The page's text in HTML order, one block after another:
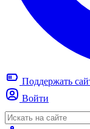
Поддержать
Войти